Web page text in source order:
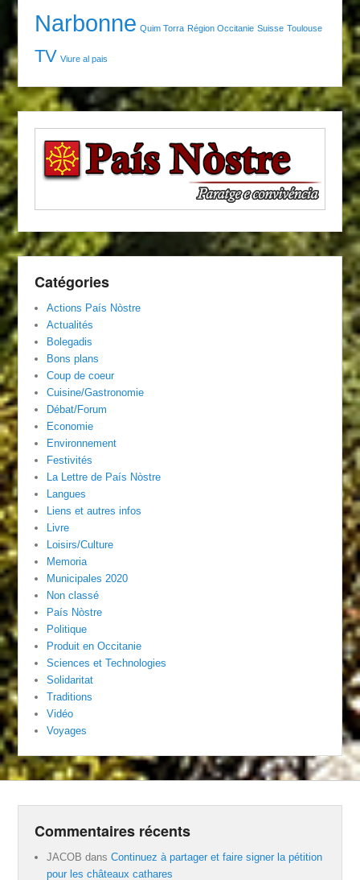
Narbonne Quim Torra Région Occitanie Suisse Toulouse
TV Viure al pais
Catégories
Actions País Nòstre
Actualités
Bolegadis
Bons plans
Coup de coeur
Cuisine/Gastronomie
Débat/Forum
Economie
Environnement
Festivités
La Lettre de País Nòstre
Langues
Liens et autres infos
Livre
Loisirs/Culture
Memoria
Municipales 2020
Non classé
País Nòstre
Politique
Produit en Occitanie
Sciences et Technologies
Solidaritat
Traditions
Vidéo
Voyages
Commentaires récents
JACOB dansContinuez à partager et faire signer la pétition
pour les châteaux cathares